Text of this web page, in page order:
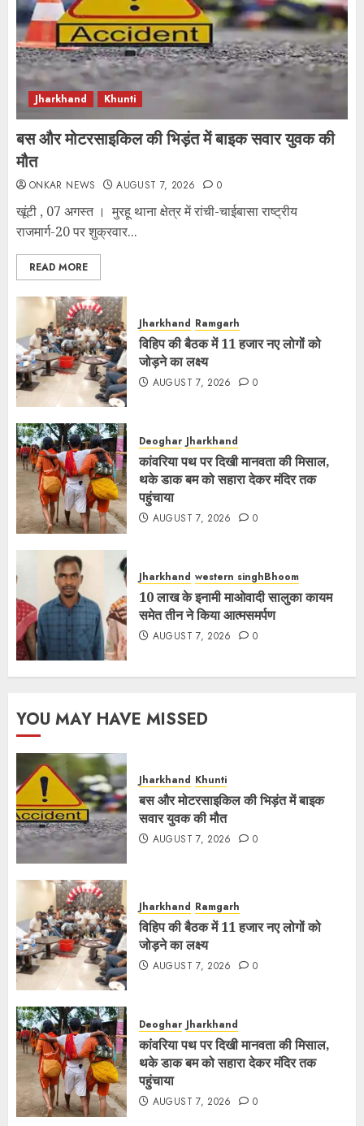
Jharkhand Khunti
बस और मोटरसाइकिल की भिड़ंत में बाइक सवार युवक की
मौत
ONKAR NEWS AUGUST 7, 2026 0
खूंटी , 07 अगस्त । मुरहू थाना क्षेत्र में रांची-चाईबासा राष्ट्रीय
राजमार्ग-20 पर शुक्रवार...
READ MORE
Jharkhand Ramgarh
विहिप की बैठक में 11 हजार नए लोगों को
जोड़ने का लक्ष्य
AUGUST 7, 2026 0
Deoghar Jharkhand
कांवरिया पथ पर दिखी मानवता की मिसाल,
थके डाक बम को सहारा देकर मंदिर तक
पहुंचाया
AUGUST 7, 2026 0
Jharkhand western singhBhoom
10 लाख के इनामी माओवादी सालुका कायम
समेत तीन ने किया आत्मसमर्पण
AUGUST 7, 2026 0
YOU MAY HAVE MISSED
Jharkhand Khunti
बस और मोटरसाइकिल की भिड़ंत में बाइक
सवार युवक की मौत
AUGUST 7, 2026 0
Jharkhand Ramgarh
विहिप की बैठक में 11 हजार नए लोगों को
जोड़ने का लक्ष्य
AUGUST 7, 2026 0
Deoghar Jharkhand
कांवरिया पथ पर दिखी मानवता की मिसाल,
थके डाक बम को सहारा देकर मंदिर तक
पहुंचाया
AUGUST 7, 2026 0